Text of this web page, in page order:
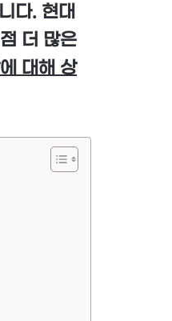
다. 현대
더 많은
대해 상